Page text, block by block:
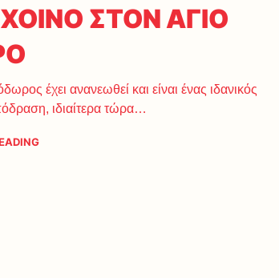
ΣΤΟΝ ΑΓΙΟ
έχει ανανεωθεί και είναι ένας ιδανικός
ιδιαίτερα τώρα…